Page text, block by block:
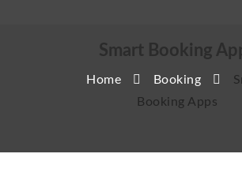
Smart Booking
Home Booking
Booking Apps